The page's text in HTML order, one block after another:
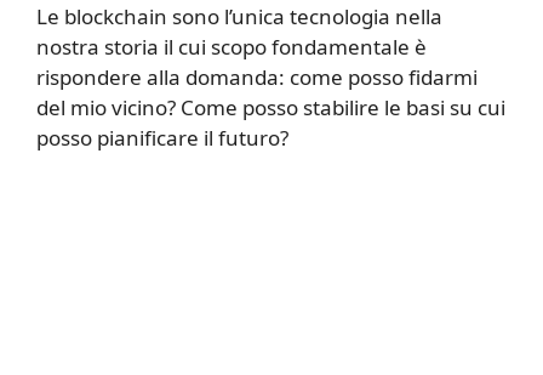
Le blockchain sono l’unica tecnologia nella
nostra storia il cui scopo fondamentale è
rispondere alla domanda: come posso fidarmi
del mio vicino? Come posso stabilire le basi su cui
posso pianificare il futuro?